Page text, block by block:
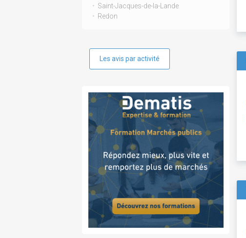
Saint-Jacques-de-la-Lande
Redon
Les avis par activité